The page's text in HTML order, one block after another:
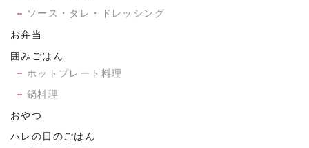
ソース・タレ・ドレッシング
お弁当
囲みごはん
ホットプレート料理
鍋料理
おやつ
ハレの日のごはん